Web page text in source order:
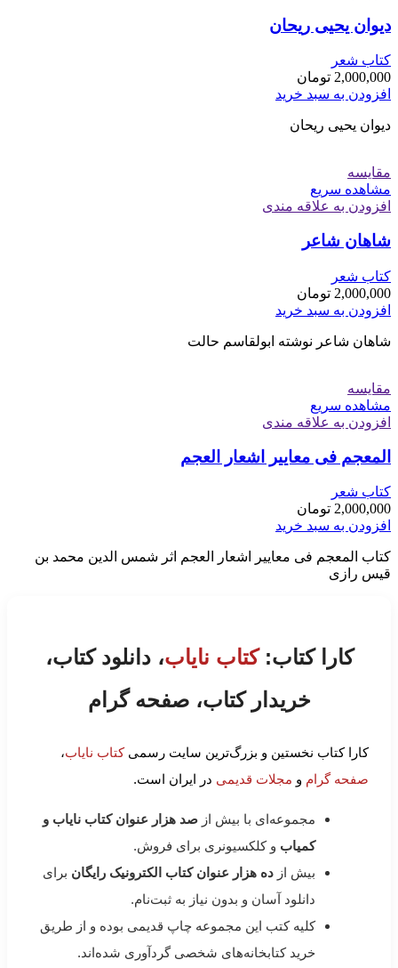
دیوان یحیی ریحان
کتاب شعر
2,000,000 تومان
افزودن به سبد خرید
دیوان یحیی ریحان
مقایسه
مشاهده سریع
افزودن به علاقه مندی
شاهان شاعر
کتاب شعر
2,000,000 تومان
افزودن به سبد خرید
شاهان شاعر نوشته ابولقاسم حالت
مقایسه
مشاهده سریع
افزودن به علاقه مندی
المعجم فی معاییر اشعار العجم
کتاب شعر
2,000,000 تومان
افزودن به سبد خرید
کتاب المعجم فی معاییر اشعار العجم اثر شمس الدین محمد بن
قیس رازی
کارا کتاب:کتاب نایاب، دانلود کتاب،
خریدار کتاب، صفحه گرام
کارا کتاب نخستین و بزرگ‌ترین سایت رسمیکتاب نایاب،
صفحه گرام و مجلات قدیمی در ایران است.
مجموعه‌ای با بیش از صد هزار عنوان کتاب نایاب و
کمیاب و کلکسیونری برای فروش.
بیش از ده هزار عنوان کتاب الکترونیک رایگان برای
دانلود آسان و بدون نیاز به ثبت‌نام.
کلیه کتب این مجموعه چاپ قدیمی بوده و از طریق
خرید کتابخانه‌های شخصی گردآوری شده‌اند.